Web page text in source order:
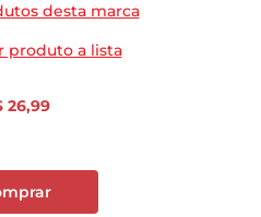
desta marca
produto a lista
26,99